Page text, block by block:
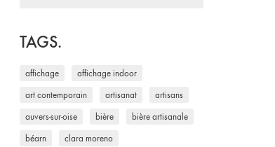
TAGS.
affichage affichage indoor
art contemporain artisanat artisans
auvers-sur-oise bière bière artisanale
béarn clara moreno